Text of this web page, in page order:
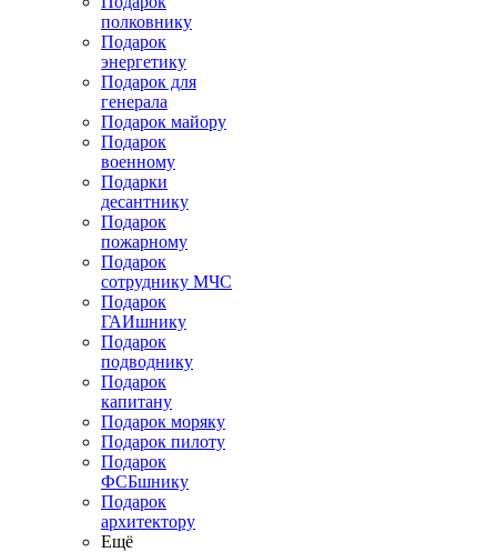
полковнику
Подарок
энергетику
Подарок для
генерала
Подарок майору
Подарок
военному
Подарки
десантнику
Подарок
пожарному
Подарок
сотруднику МЧС
Подарок
ГАИшнику
Подарок
подводнику
Подарок
капитану
Подарок моряку
Подарок пилоту
Подарок
ФСБшнику
Подарок
архитектору
Ещё